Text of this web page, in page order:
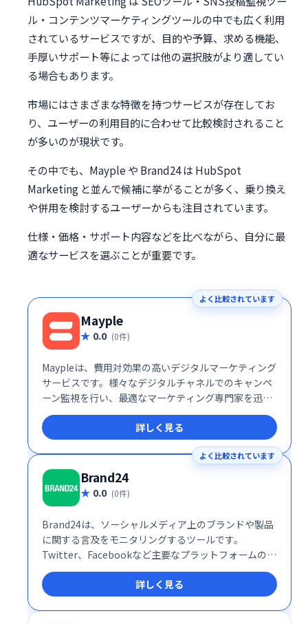
ル・コンテンツマーケティングツールの中でも広く利用
されているサービスですが、目的や予算、求める機能、
手厚いサポート等によっては他の選択肢がより適してい
る場合もあります。
市場にはさまざまな特徴を持つサービスが存在してお
り、ユーザーの利用目的に合わせて比較検討されること
が多いのが現状です。
その中でも、Mayple や Brand24 は HubSpot
Marketing と並んで候補に挙がることが多く、乗り換え
や併用を検討するユーザーからも注目されています。
仕様・価格・サポート内容などを比べながら、自分に最
適なサービスを選ぶことが重要です。
よく比較されています
Mayple
0.0 (0件)
Maypleは、費用対効果の高いデジタルマーケティング
サービスです。様々なデジタルチャネルでのキャンペ
ーン監視を行い、最適なマーケティング専門家を迅速
に選定できます。専任スタッフの採用に要する時間と
コストを削減し、成長中のビジネスに最適なソリュー
ションを提供します。高度な専門家ネットワークを活
用することで、最適な人材確保と効果的なマーケティ
ング戦略の実現を支援します。
詳しく見る
よく比較されています
Brand24
0.0 (0件)
Brand24は、ソーシャルメディア上のブランドや製品
に関する言及をモニタリングするツールです。
Twitter、Facebookなど主要なプラットフォームの情
報を収集・分析し、ブランドの評判や顧客の意見をリ
アルタイムで把握できます。 ネガティブな意見への迅
速な対応や、ポジティブなフィードバックの活用によ
るマーケティング戦略の改善に役立ちます。
詳しく見る